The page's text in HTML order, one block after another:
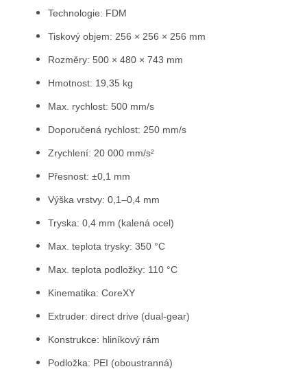
Technologie: FDM
Tiskový objem: 256 × 256 × 256 mm
Rozměry: 500 × 480 × 743 mm
Hmotnost: 19,35 kg
Max. rychlost: 500 mm/s
Doporučená rychlost: 250 mm/s
Zrychlení: 20 000 mm/s²
Přesnost: ±0,1 mm
Výška vrstvy: 0,1–0,4 mm
Tryska: 0,4 mm (kalená ocel)
Max. teplota trysky: 350 °C
Max. teplota podložky: 110 °C
Kinematika: CoreXY
Extruder: direct drive (dual-gear)
Konstrukce: hliníkový rám
Podložka: PEI (oboustranná)